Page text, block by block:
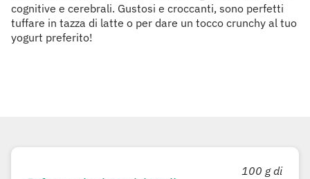
cognitive e cerebrali. Gustosi e croccanti, sono perfetti
tuffare in tazza di latte o per dare un tocco crunchy al tuo
yogurt preferito!
100 g di